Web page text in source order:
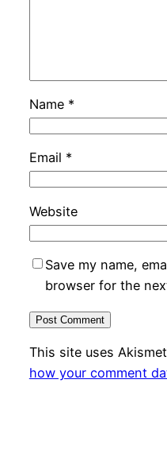
Name *
Email *
Website
Save my name,
browser for the
This site uses
how your comment